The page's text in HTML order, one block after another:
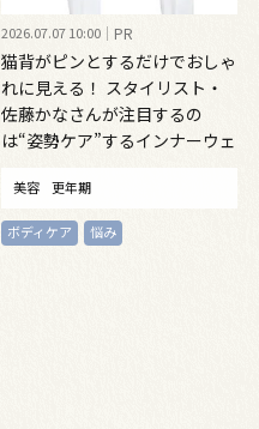
2026.07.07 10:00 PR
猫背がピンとするだけでおしゃ
れに見える！ スタイリスト・
佐藤かなさんが注目するの
は“姿勢ケア”するインナーウェ
美容 更年期
ボディケア 悩み